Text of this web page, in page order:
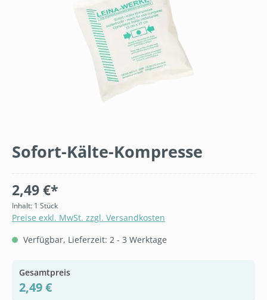
Sofort-Kälte-Kompresse
2,49 €*
Inhalt: 1 Stück
Preise exkl. MwSt. zzgl. Versandkosten
Verfügbar, Lieferzeit: 2 - 3 Werktage
Gesamtpreis
2,49 €